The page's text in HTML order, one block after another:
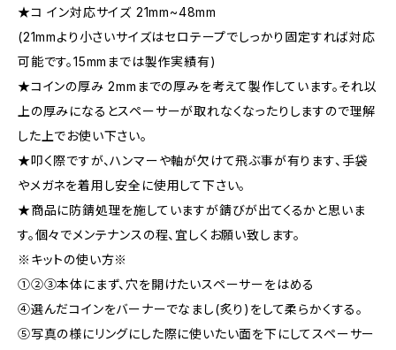
★コ イン対応サイズ 21mm~48mm
(21mmより小さいサイズはセロテープでしっかり固定すれば対応
可能です。15mmまでは製作実績有)
★コインの厚み 2mmまでの厚みを考えて製作しています。それ以
上の厚みになるとスペーサーが取れなくなったりしますので理解
した上でお使い下さい。
★叩く際ですが、ハンマーや軸が欠けて飛ぶ事が有ります、手袋
やメガネを着用し安全に使用して下さい。
★商品に防錆処理を施していますが錆びが出てくるかと思いま
す。個々でメンテナンスの程、宜しくお願い致します。
※キットの使い方※
①②③本体にまず、穴を開けたいスペーサーをはめる
④選んだコインをバーナーでなまし(炙り)をして柔らかくする。
⑤写真の様にリングにした際に使いたい面を下にしてスペーサー